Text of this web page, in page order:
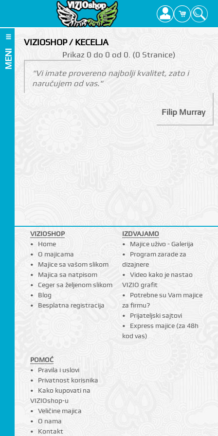
MENI
VIZIOSHOP / KECELJA
Prikаz 0 do 0 оd 0. (0 Strаnicе)
"Vi imate provereno najbolji kvalitet, zato i
naručujem od vas."
Filip Murray
VIZIOSHOP
Home
O majicama
Majice sa vašom slikom
Majica sa natpisom
Ceger sa željenom slikom
Blog
Besplatna registracija
IZDVAJAMO
Majice uživo - Galerija
Program zarade za
dizajnere
Video kako je nastao
VIZIO grafit
Potrebne su Vam majice
za firmu?
Prijateljski sajtovi
Express majice (za 48h
kod vas)
POMOĆ
Pravila i uslovi
Privatnost korisnika
Kako kupovati na
VIZIOshop-u
Veličine majica
O nama
Kontakt